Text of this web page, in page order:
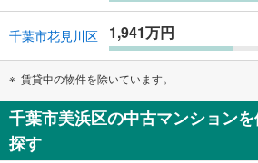
千葉市花見川区 1,941万円
賃貸中の物件を除いています。
千葉市美浜区の中古マンション
探す